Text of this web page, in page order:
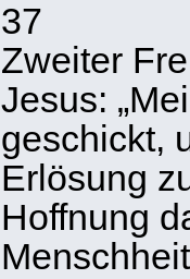
37
Zweiter
Jesus:
geschickt,
Erlösung
Hoffnung